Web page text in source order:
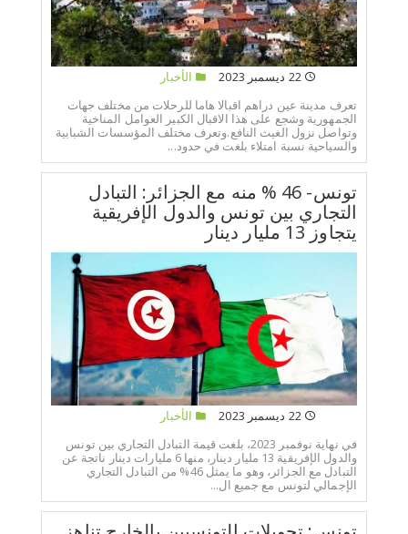
22 ديسمبر 2023
الأخبار
تعرف مدينة عين دراهم اقبالا هاما للرحلات من مختلف جهات
الجمهورية وشجع على هذا الاقبال الكبير العوامل المناخية
وتواصل نزول الغيث النافع.وتعرف مختلف المؤسسات الشبابية
والسياحية نسبة امتلاء بلغت في حدود...
تونس- 46 % منه مع الجزائر: التبادل
التجاري بين تونس والدول الإفريقية
يتجاوز 13 مليار دينار
22 ديسمبر 2023
الأخبار
في نهاية نوفمبر 2023، بلغت قيمة التبادل التجاري بين تونس
والدول الإفريقية 13 مليار دينار، منها 6 مليارات دينار ناتجة عن
التبادل مع الجزائر، وهو ما يمثل 46% من التبادل التجاري
الإجمالي لتونس مع جميع ال...